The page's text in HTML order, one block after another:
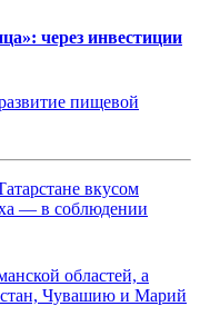
через инвестиции
пищевой
вкусом
— в соблюдении